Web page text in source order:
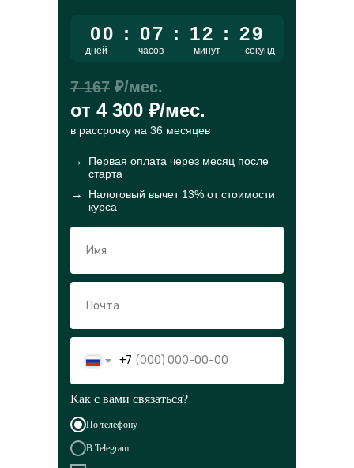
7 167 ₽/мес.
от 4 300 ₽/мес.
в рассрочку на 36 месяцев
00 : 07 : 12 : 29
дней часов минут секунд
+7
Как с вами связаться?
По телефону
В Telegram
→
Первая оплата через месяц после
старта
→
Налоговый вычет 13% от стоимости
курса